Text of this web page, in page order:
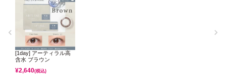
[1day] アーティラル高
含水 ブラウン
¥2,640(税込)